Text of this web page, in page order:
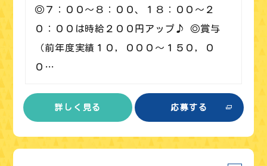
◎７：００～８：００、１８：００～２
０：００は時給２００円アップ♪ ◎賞与
（前年度実績１０，０００～１５０，０
０…
詳しく見る 応募する